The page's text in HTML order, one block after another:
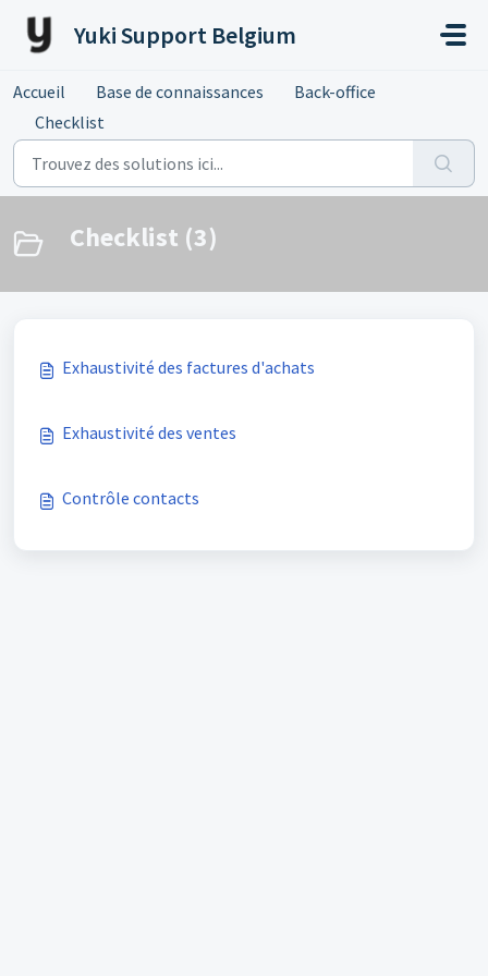
Yuki Support Belgium
Accueil Base de connaissances
Back-office
Checklist
Checklist (3)
Exhaustivité des factures d'achats
Exhaustivité des ventes
Contrôle contacts